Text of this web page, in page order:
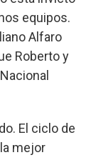
equipos.
Alfaro
Roberto y
El ciclo de
mejor